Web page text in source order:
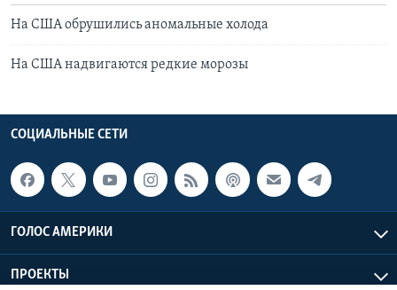
На США обрушились аномальные холода
На США надвигаются редкие морозы
СОЦИАЛЬНЫЕ СЕТИ
ГОЛОС АМЕРИКИ
ПРОЕКТЫ